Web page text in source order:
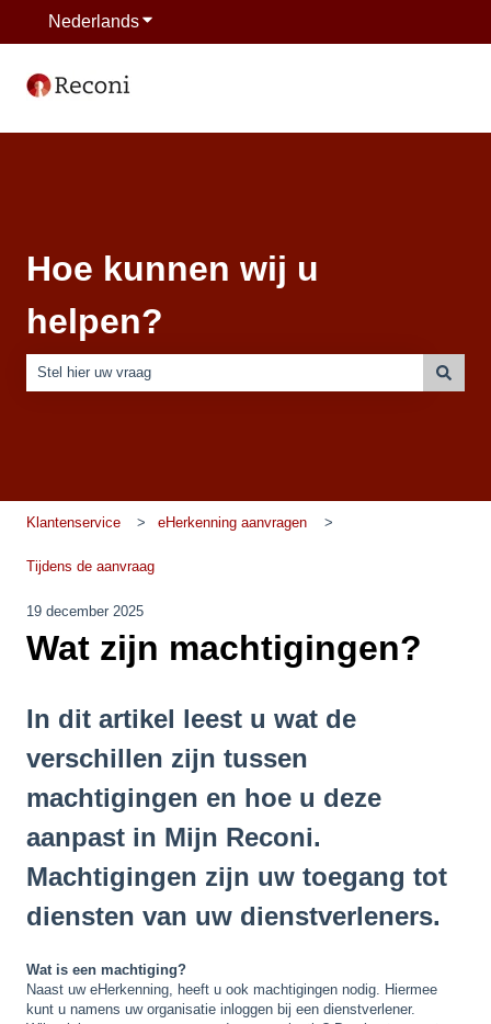
NederlandsSubmenu tonen voor vertalingen
Hoe kunnen wij u
helpen?
Klantenservice eHerkenning aanvragen
Tijdens de aanvraag
19 december 2025
Wat zijn machtigingen?
In dit artikel leest u wat de
verschillen zijn tussen
machtigingen en hoe u deze
aanpast in Mijn Reconi.
Machtigingen zijn uw toegang tot
diensten van uw dienstverleners.
Wat is een machtiging?
Naast uw eHerkenning, heeft u ook machtigingen nodig. Hiermee
kunt u namens uw organisatie inloggen bij een dienstverlener.